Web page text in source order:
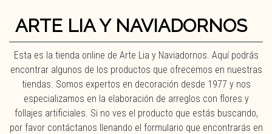
ARTE LIA Y NAVIADORNOS
Esta es la tienda online de Arte Lia y Naviadornos. Aquí podrás
encontrar algunos de los productos que ofrecemos en nuestras
tiendas. Somos expertos en decoración desde 1977 y nos
especializamos en la elaboración de arreglos con flores y
follajes artificiales. Si no ves el producto que estás buscando,
por favor contáctanos llenando el formulario que encontrarás en